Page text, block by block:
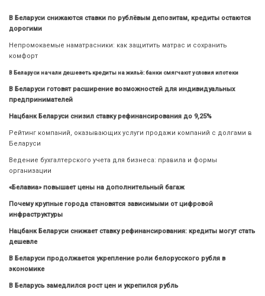
В Беларуси снижаются ставки по рублёвым депозитам, кредиты остаются
дорогими
Непромокаемые наматрасники: как защитить матрас и сохранить
комфорт
В Беларуси начали дешеветь кредиты на жильё: банки смягчают условия ипотеки
В Беларуси готовят расширение возможностей для индивидуальных
предпринимателей
Нацбанк Беларуси снизил ставку рефинансирования до 9,25%
Рейтинг компаний, оказывающих услуги продажи компаний с долгами в
Беларуси
Ведение бухгалтерского учета для бизнеса: правила и формы
организации
«Белавиа» повышает цены на дополнительный багаж
Почему крупные города становятся зависимыми от цифровой
инфраструктуры
Нацбанк Беларуси снижает ставку рефинансирования: кредиты могут стать
дешевле
В Беларуси продолжается укрепление роли белорусского рубля в
экономике
В Беларусь замедлился рост цен и укрепился рубль